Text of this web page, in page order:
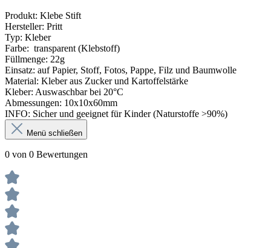
Produkt: Klebe Stift
Hersteller: Pritt
Typ: Kleber
Farbe: transparent (Klebstoff)
Füllmenge: 22g
Einsatz: auf Papier, Stoff, Fotos, Pappe, Filz und Baumwolle
Material: Kleber aus Zucker und Kartoffelstärke
Kleber: Auswaschbar bei 20°C
Abmessungen: 10x10x60mm
INFO: Sicher und geeignet für Kinder (Naturstoffe >90%)
Menü schließen
0 von 0 Bewertungen